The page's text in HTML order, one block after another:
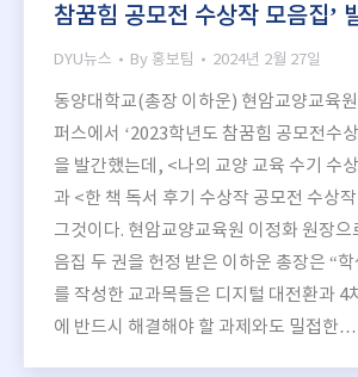
참꿈힘 공모전 수상작 모음집’
DYU뉴스 By 홍보팀 2024년 2월 27일
동양대학교(총장 이하운) 현암교양교육
퍼스에서 ‘2023학년도 참꿈힘 공모전수
을 발간했는데, <나의 교양 교육 수기 수
과 <한 책 독서 후기 수상작 공모전 수상
그것이다. 현암교양교육원 이정화 원장으
음집 두 권을 헌정 받은 이하운 총장은 “학
를 작성한 교과목들은 디지털 대전환과 4
에 반드시 해결해야 할 과제와도 밀접한…